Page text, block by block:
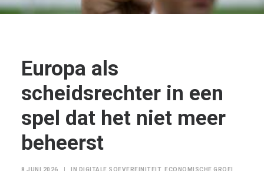
Europa als
scheidsrechter in een
spel dat het niet meer
beheerst
8 JUNI 2026 IN DIGITALE SOEVEREINITEIT, ECONOMISCHE GROEI